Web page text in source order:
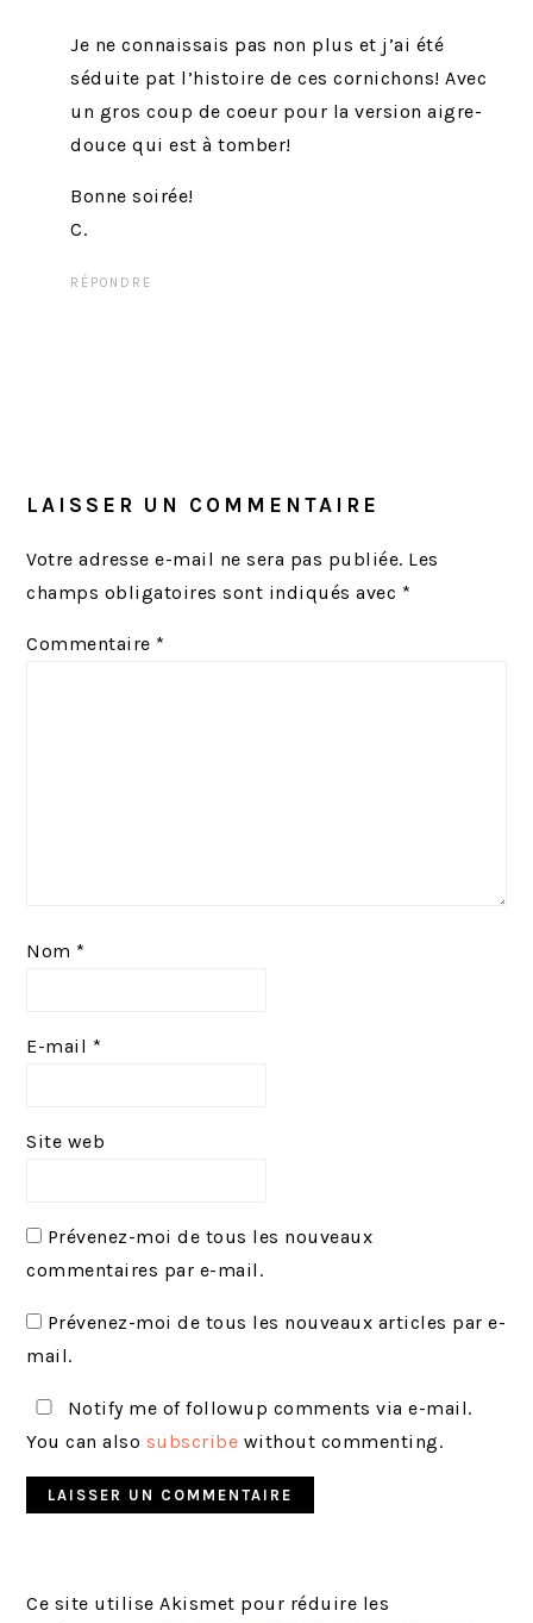
Je ne connaissais pas non plus et j’ai été
séduite pat l’histoire de ces cornichons! Avec
un gros coup de coeur pour la version aigre-
douce qui est à tomber!
Bonne soirée!
C.
RÉPONDRE
LAISSER UN COMMENTAIRE
Votre adresse e-mail ne sera pas publiée. Les
champs obligatoires sont indiqués avec *
Commentaire *
Nom *
E-mail *
Site web
Prévenez-moi de tous les nouveaux
commentaires par e-mail.
Prévenez-moi de tous les nouveaux articles par e-
mail.
Notify me of followup comments via e-mail.
You can also subscribe without commenting.
Ce site utilise Akismet pour réduire les